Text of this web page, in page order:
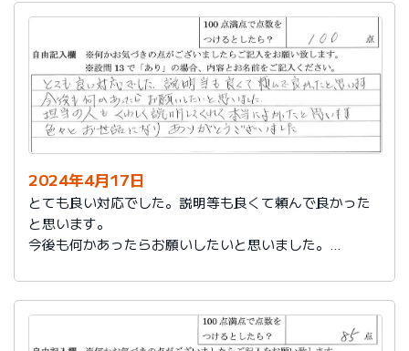
2024年4月17日
とても良い対応でした。説明等も良くて頼んで良かった
と思います。
今後も何かあったらお願いしたいと思いました。
います。
色々とお世話になりありがとうございました。